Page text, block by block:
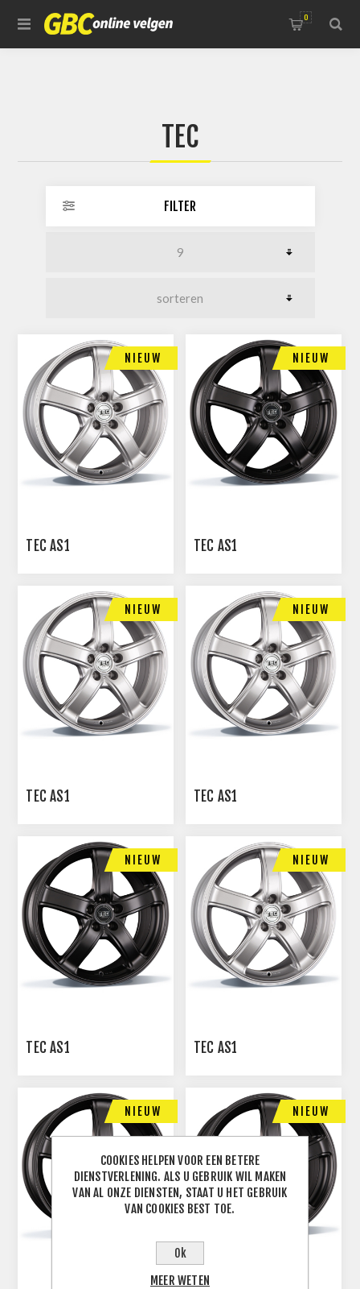
0
TEC
FILTER
NIEUW
TEC AS1
NIEUW
TEC AS1
NIEUW
TEC AS1
NIEUW
TEC AS1
NIEUW
TEC AS1
NIEUW
TEC AS1
NIEUW NIEUW
COOKIES HELPEN VOOR EEN BETERE
DIENSTVERLENING. ALS U GEBRUIK WIL MAKEN
VAN AL ONZE DIENSTEN, STAAT U HET GEBRUIK
VAN COOKIES BEST TOE.
Ok
MEER WETEN